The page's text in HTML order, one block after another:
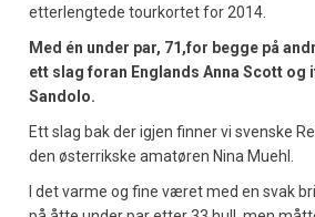
etterlengtede tourkortet for 2014.
Med én under par, 71,for begge på
ett slag foran Englands Anna Scott og
Sandolo.
Ett slag bak der igjen finner vi svenske
den østerrikske amatøren Nina Muehl.
I det varme og fine været med en svak